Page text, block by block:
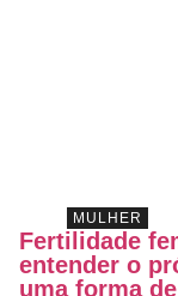
MULHER
Fertilidade
entender o
uma forma